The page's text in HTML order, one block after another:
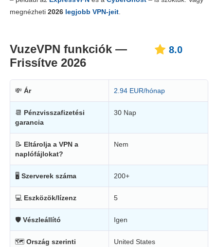
megnézheti 2026 legjobb VPN-jeit.
VuzeVPN funkciók —
Frissítve 2026
8.0
💸 Ár 2.94 EUR/hónap
📆 Pénzvisszafizetési
garancia
30 Nap
📝 Eltárolja a VPN a
naplófájlokat?
Nem
🖥 Szerverek száma 200+
💻 Eszközök/lízenz 5
🛡 Vészleállító Igen
🗺 Ország szerinti
United States